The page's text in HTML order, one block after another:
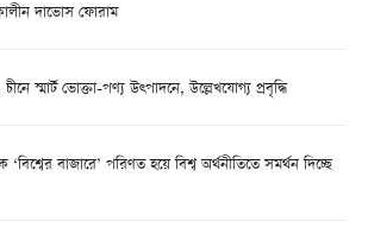
দাভোস ফোরাম
স্মার্ট ভোক্তা-পণ্য উত্পাদনে, উল্লেখযোগ্য প্রবৃদ্ধি
‘বিশ্বের বাজারে’ পরিণত হয়ে বিশ্ব অর্থনীতিতে সমর্থন দিচ্ছে